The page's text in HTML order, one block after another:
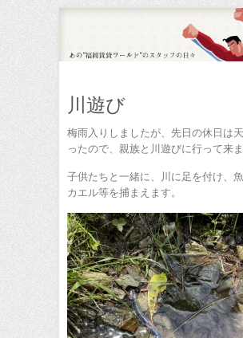
川遊び
梅雨入りしましたが、先日の休日は
ったので、親族と川遊びに行って来ま
子供たちと一緒に、川に足を付け、
カエル等を捕まえます。